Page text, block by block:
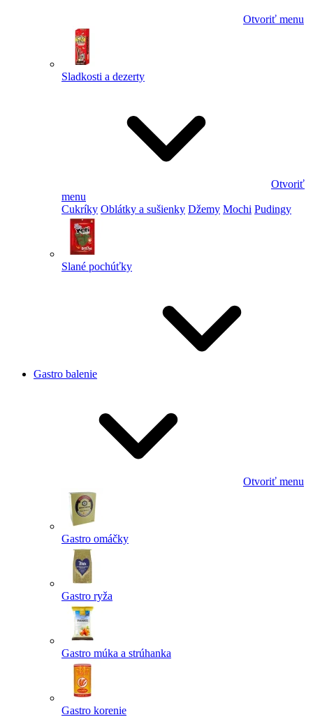
Otvoriť menu
Sladkosti a dezerty
Otvoriť
menu
Cukríky Oblátky a sušienky Džemy Mochi Pudingy
Slané pochúťky
Gastro balenie
Otvoriť menu
Gastro omáčky
Gastro ryža
Gastro múka a strúhanka
Gastro korenie